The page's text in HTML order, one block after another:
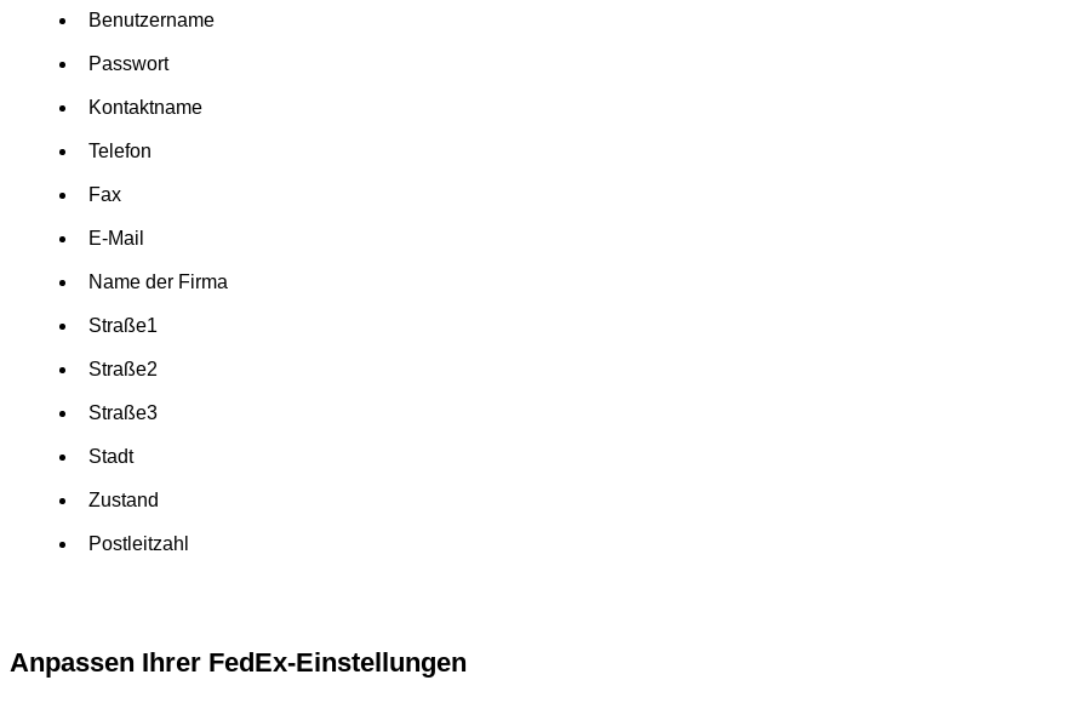
Benutzername
Passwort
Kontaktname
Telefon
Fax
E-Mail
Name der Firma
Straße1
Straße2
Straße3
Stadt
Zustand
Postleitzahl
Anpassen Ihrer FedEx-Einstellungen